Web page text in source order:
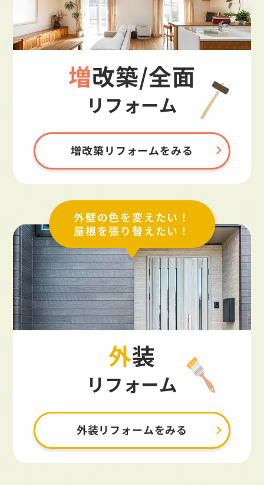
増改築/全面
リフォーム
増改築リフォームをみる
外壁の色を変えたい！
屋根を張り替えたい！
外装
リフォーム
外装リフォームをみる